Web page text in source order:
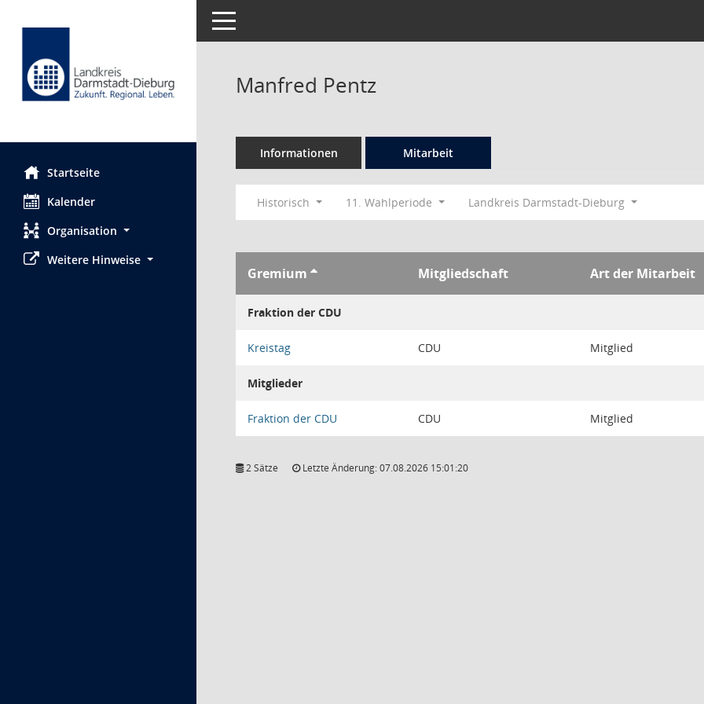
Startseite
Kalender
Organisation
Weitere Hinweise
Toggle navigation
Manfred Pentz
Informationen Mitarbeit
Historisch 11. Wahlperiode Landkreis Darmstadt-Dieburg
Gremium Mitgliedschaft Art der Mitarbeit
Fraktion der CDU
Kreistag CDU Mitglied
Mitglieder
Fraktion der CDU CDU Mitglied
2 Sätze Letzte Änderung: 07.08.2026 15:01:20